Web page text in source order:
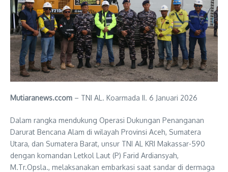
Mutiaranews.ccom – TNI AL. Koarmada II. 6 Januari 2026
Dalam rangka mendukung Operasi Dukungan Penanganan
Darurat Bencana Alam di wilayah Provinsi Aceh, Sumatera
Utara, dan Sumatera Barat, unsur TNI AL KRI Makassar-590
dengan komandan Letkol Laut (P) Farid Ardiansyah,
M.Tr.Opsla., melaksanakan embarkasi saat sandar di dermaga